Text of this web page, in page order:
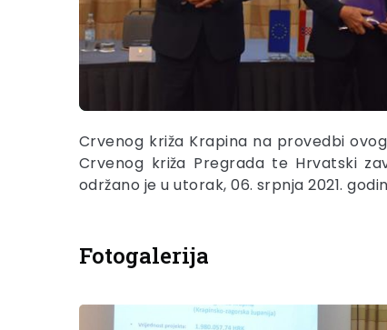
Crvenog križa Krapina na provedbi
Crvenog križa Pregrada te Hrvatski
održano je u utorak, 06. srpnja 2021.
Fotogalerija